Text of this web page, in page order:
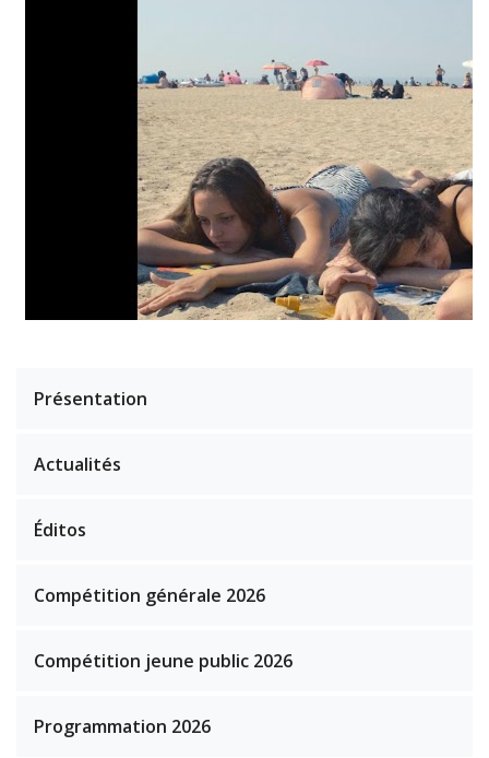
Présentation
Actualités
Éditos
Compétition générale 2026
Compétition jeune public 2026
Programmation 2026